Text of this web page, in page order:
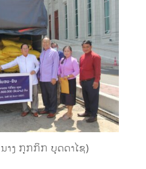
າງ ກຸກກິກ ບຸດດາໄຊ)